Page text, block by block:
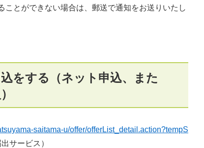
ことができない場合は、郵送で通知をお送りいたし
をする（ネット申込、また
saitama-u/offer/offerList_detail.action?tempS
サービス）